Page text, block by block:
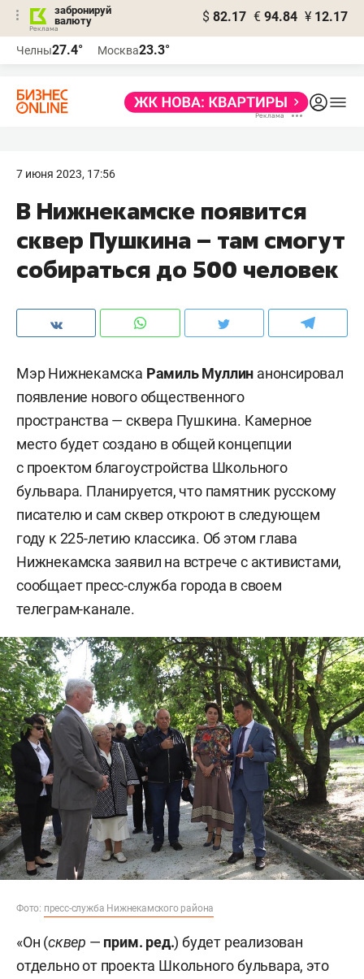
забронируй
валюту
$ 82.17 € 94.84 ¥ 12.17
Челны27.4° Москва23.3°
7 июня 2023, 17:56
В Нижнекамске появится
сквер Пушкина – там смогут
собираться до 500 человек
Мэр Нижнекамска Рамиль Муллин анонсировал
появление нового общественного
пространства — сквера Пушкина. Камерное
место будет создано в общей концепции
с проектом благоустройства Школьного
бульвара. Планируется, что памятник русскому
писателю и сам сквер откроют в следующем
году к 225-летию классика. Об этом глава
Нижнекамска заявил на встрече с активистами,
сообщает пресс-служба города в своем
телеграм-канале.
Фото: пресс-служба Нижнекамского района
«Он (сквер — прим. ред.) будет реализован
отдельно от проекта Школьного бульвара, это